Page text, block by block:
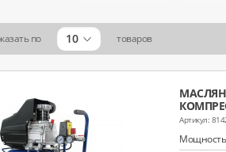
по 10 товаров